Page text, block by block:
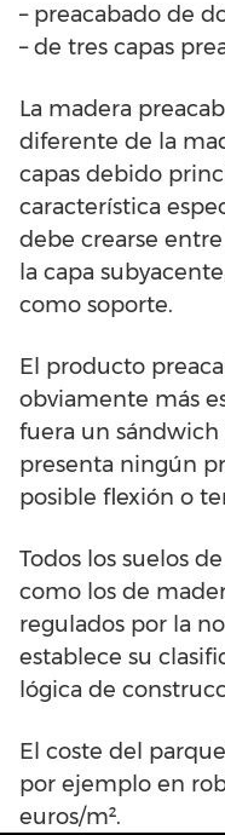
– preacabado de
– de tres capas
La madera
diferente de la
capas debido
característica
debe crearse
la capa
como soporte.
El producto
obviamente más
fuera un sándwich
presenta ningún
posible flexión o
Todos los suelos
como los de
regulados por la
establece su
lógica de
El coste del
por ejemplo en
euros/m².